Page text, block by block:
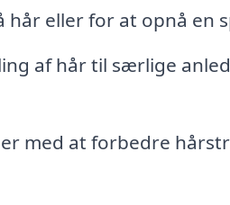
eller for at opnå en
af hår til særlige
med at forbedre